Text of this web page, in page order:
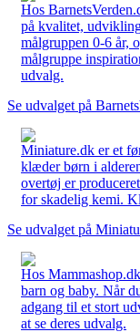
Hos
på kvalitet,
målgruppen 0-6 år,
målgruppe
udvalg.
Se udvalget på
Miniature.dk er et
klæder børn i
overtøj er
for skadelig kemi.
Se udvalget på
Hos
barn og baby. Når
adgang til et stort
at se deres udvalg.